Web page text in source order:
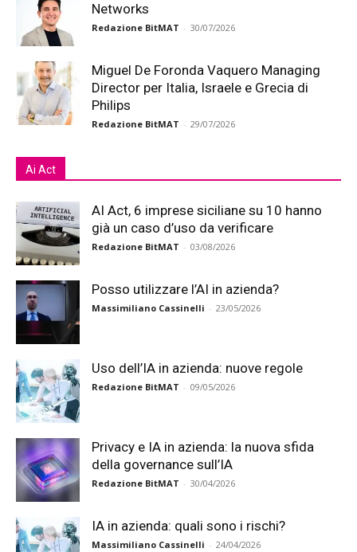
Networks
Redazione BitMAT - 30/07/2026
Miguel De Foronda Vaquero Managing
Director per Italia, Israele e Grecia di
Philips
Redazione BitMAT - 29/07/2026
Ai Act
AI Act, 6 imprese siciliane su 10 hanno
già un caso d’uso da verificare
Redazione BitMAT - 03/08/2026
Posso utilizzare l’AI in azienda?
Massimiliano Cassinelli - 23/05/2026
Uso dell’IA in azienda: nuove regole
Redazione BitMAT - 09/05/2026
Privacy e IA in azienda: la nuova sfida
della governance sull’IA
Redazione BitMAT - 30/04/2026
IA in azienda: quali sono i rischi?
Massimiliano Cassinelli - 24/04/2026